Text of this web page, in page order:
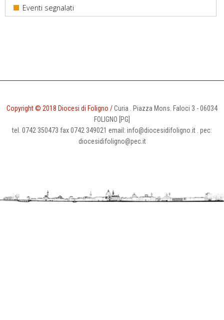
Copyright © 2018 Diocesi di Foligno /Curia . Piazza Mons. Faloci 3 - 06034
FOLIGNO [PG]
tel. 0742 350473 fax 0742 349021 email: info@diocesidifoligno.it . pec:
diocesidifoligno@pec.it